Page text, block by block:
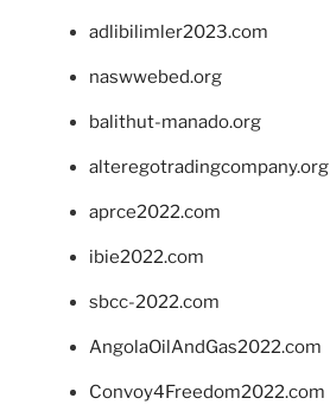
adlibilimler2023.com
naswwebed.org
balithut-manado.org
alteregotradingcompany.org
aprce2022.com
ibie2022.com
sbcc-2022.com
AngolaOilAndGas2022.com
Convoy4Freedom2022.com